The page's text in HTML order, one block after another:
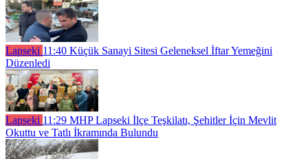
Lapseki 11:40 Küçük Sanayi Sitesi Geleneksel İftar Yemeğini
Düzenledi
Lapseki 11:29 MHP Lapseki İlçe Teşkilatı, Şehitler İçin Mevlit
Okuttu ve Tatlı İkramında Bulundu